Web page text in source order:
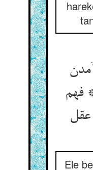
فهم
عقل
Ele